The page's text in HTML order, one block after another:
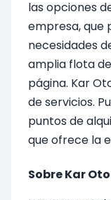
las opciones
empresa, que
necesidades
amplia flota
página. Kar
de servicios.
puntos de
que ofrece la
Sobre Kar Oto